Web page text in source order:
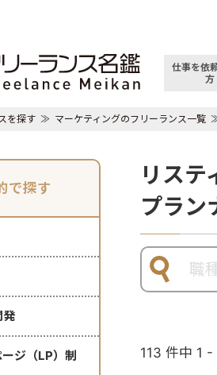
仕事を依
方
を探す マーケティングのフリーランス一覧
で探す
発
ジ（LP）制
リステ
プラン
113 件中 1